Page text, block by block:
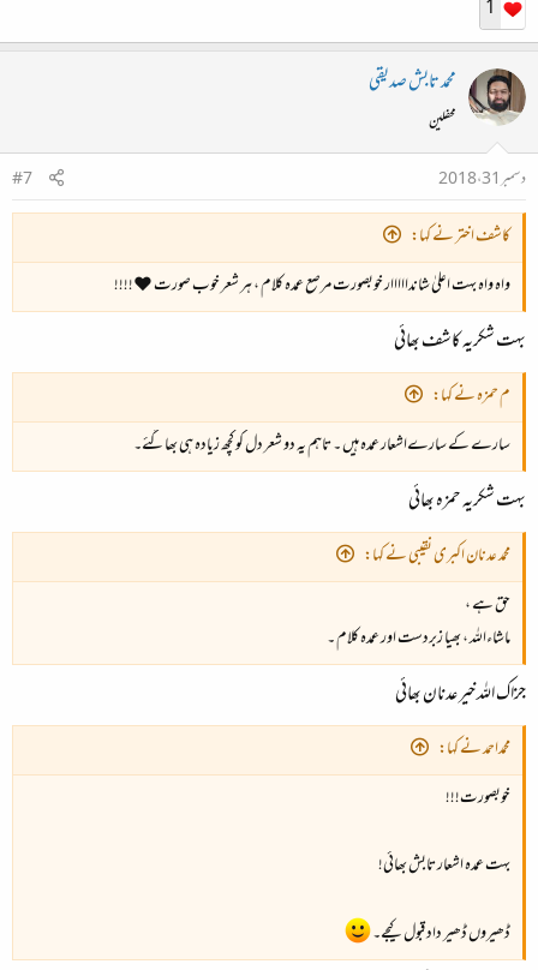
1
محمد تابش صدیقی
محفلین
دسمبر 31، 2018
#7
کاشف اختر نے کہا:
واہ واہ بہت اعلیٰ شاندااااار خوبصورت مرصع عمدہ کلام ، ہر شعر خوب صورت ⁦❤️⁩⁦ !!!!
بہت شکریہ کاشف بھائی
م حمزہ نے کہا:
سارے کے سارےاشعار عمدہ ہیں ۔ تاہم یہ دو شعر دل کو کچھ زیادہ ہی بھاگئے۔
بہت شکریہ حمزہ بھائی
محمد عدنان اکبری نقیبی نے کہا:
حق ہے ،
ماشاءاللہ ، بھیا زبردست اور عمدہ کلام ۔
جزاک اللہ خیر عدنان بھائی
محمداحمد نے کہا:
خوبصورت!!!
بہت عمدہ اشعار تابش بھائی!
ڈھیروں ڈھیر داد قبول کیجے۔